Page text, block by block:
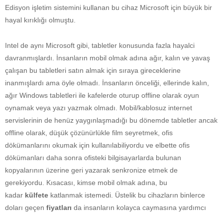
Edisyon işletim sistemini kullanan bu cihaz Microsoft için büyük bir
hayal kırıklığı olmuştu.
Intel de aynı Microsoft gibi, tabletler konusunda fazla hayalci
davranmışlardı. İnsanların mobil olmak adına ağır, kalın ve yavaş
çalışan bu tabletleri satın almak için sıraya gireceklerine
inanmışlardı ama öyle olmadı. İnsanların önceliği, ellerinde kalın,
ağır Windows tabletleri ile kafelerde oturup offline olarak oyun
oynamak veya yazı yazmak olmadı. Mobil/kablosuz internet
servislerinin de henüz yaygınlaşmadığı bu dönemde tabletler ancak
offline olarak, düşük çözünürlükle film seyretmek, ofis
dökümanlarını okumak için kullanılabiliyordu ve elbette ofis
dökümanları daha sonra ofisteki bilgisayarlarda bulunan
kopyalarının üzerine geri yazarak senkronize etmek de
gerekiyordu. Kısacası, kimse mobil olmak adına, bu
kadar külfete katlanmak istemedi. Üstelik bu cihazların binlerce
doları geçen fiyatları da insanların kolayca caymasına yardımcı